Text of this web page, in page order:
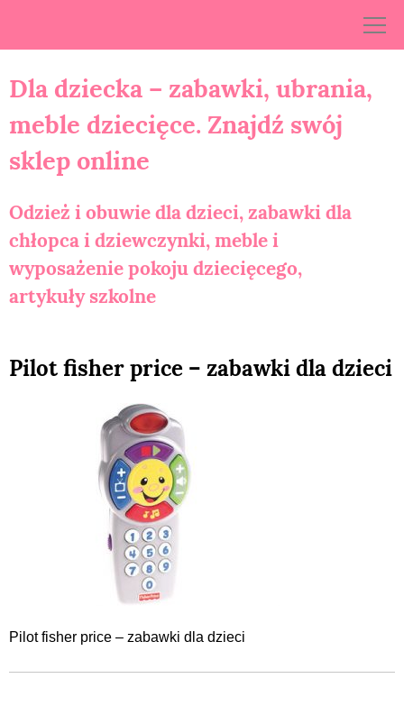
Dla dziecka – zabawki, ubrania,
meble dziecięce. Znajdź swój
sklep online
Odzież i obuwie dla dzieci, zabawki dla
chłopca i dziewczynki, meble i
wyposażenie pokoju dziecięcego,
artykuły szkolne
Pilot fisher price – zabawki dla dzieci
Pilot fisher price – zabawki dla dzieci